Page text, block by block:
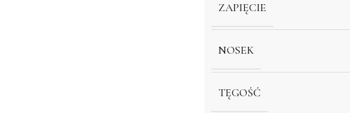
ZAPIĘCIE
NOSEK
TĘGOŚĆ